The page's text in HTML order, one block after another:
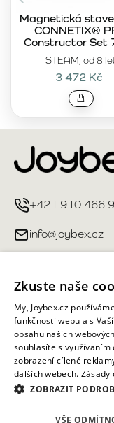
STEAM, od 8
Magnetická
CONNETIX®
Constructor Set
3 472 Kč
+421 910 466
info@joybex.cz
Můj účet
Informace
Všechna
Zkuste naše
My, Joybex.cz
funkčnosti webu a s
obsahu našich
souhlasíte s
zobrazení cílené
dalších webech. Zásady
ZOBRAZIT
VŠE